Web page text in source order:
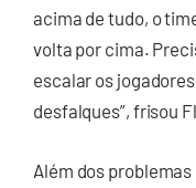
acima de tudo, o
volta por cima.
escalar os
desfalques”, frisou
Além dos